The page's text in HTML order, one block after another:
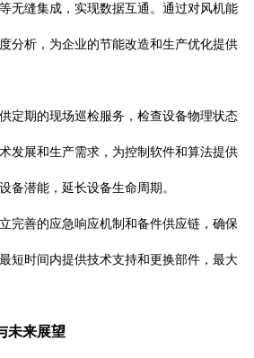
无缝集成，实现数据互通。通过对风机能
分析，为企业的节能改造和生产优化提供
供定期的现场巡检服务，检查设备物理状态
发展和生产需求，为控制软件和算法提供
备潜能，延长设备生命周期。
立完善的应急响应机制和备件供应链，确保
短时间内提供技术支持和更换部件，最大
未来展望